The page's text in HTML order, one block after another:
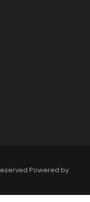
Powered by